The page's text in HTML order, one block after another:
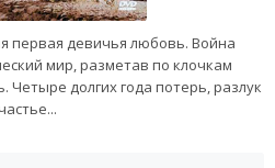
первая девичья любовь. Война
мир, разметав по клочкам
долгих года потерь, разлук